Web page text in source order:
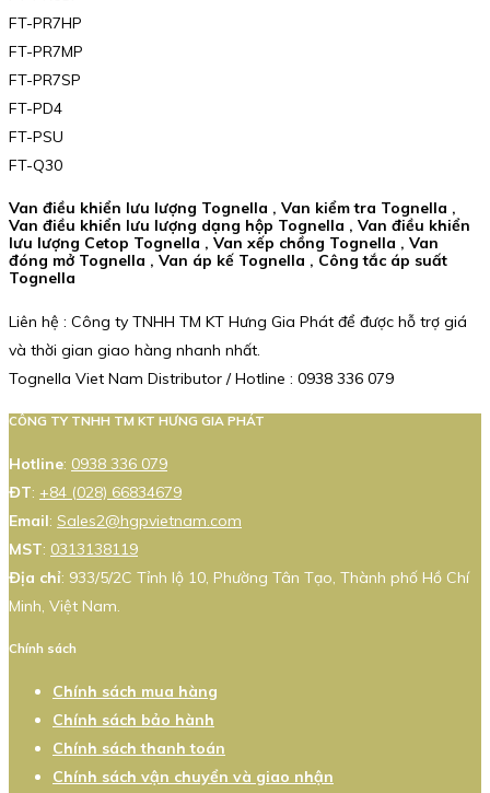
FT-PR7HP
FT-PR7MP
FT-PR7SP
FT-PD4
FT-PSU
FT-Q30
Van điều khiển lưu lượng Tognella , Van kiểm tra Tognella ,
Van điều khiển lưu lượng dạng hộp Tognella , Van điều khiển
lưu lượng Cetop Tognella , Van xếp chồng Tognella , Van
đóng mở Tognella , Van áp kế Tognella , Công tắc áp suất
Tognella
Liên hệ : Công ty TNHH TM KT Hưng Gia Phát để được hỗ trợ giá
và thời gian giao hàng nhanh nhất.
Tognella Viet Nam Distributor / Hotline : 0938 336 079
CÔNG TY TNHH TM KT HƯNG GIA PHÁT
Hotline: 0938 336 079
ĐT: +84 (028) 66834679
Email: Sales2@hgpvietnam.com
MST: 0313138119
Địa chỉ: 933/5/2C Tỉnh lộ 10, Phường Tân Tạo, Thành phố Hồ Chí
Minh, Việt Nam.
Chính sách
Chính sách mua hàng
Chính sách bảo hành
Chính sách thanh toán
Chính sách vận chuyển và giao nhận